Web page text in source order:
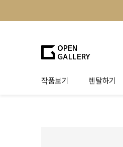
작품보기 렌탈하기